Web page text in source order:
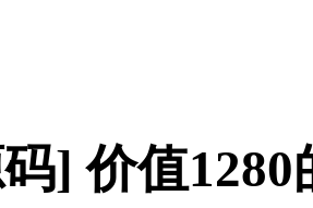
码]价值